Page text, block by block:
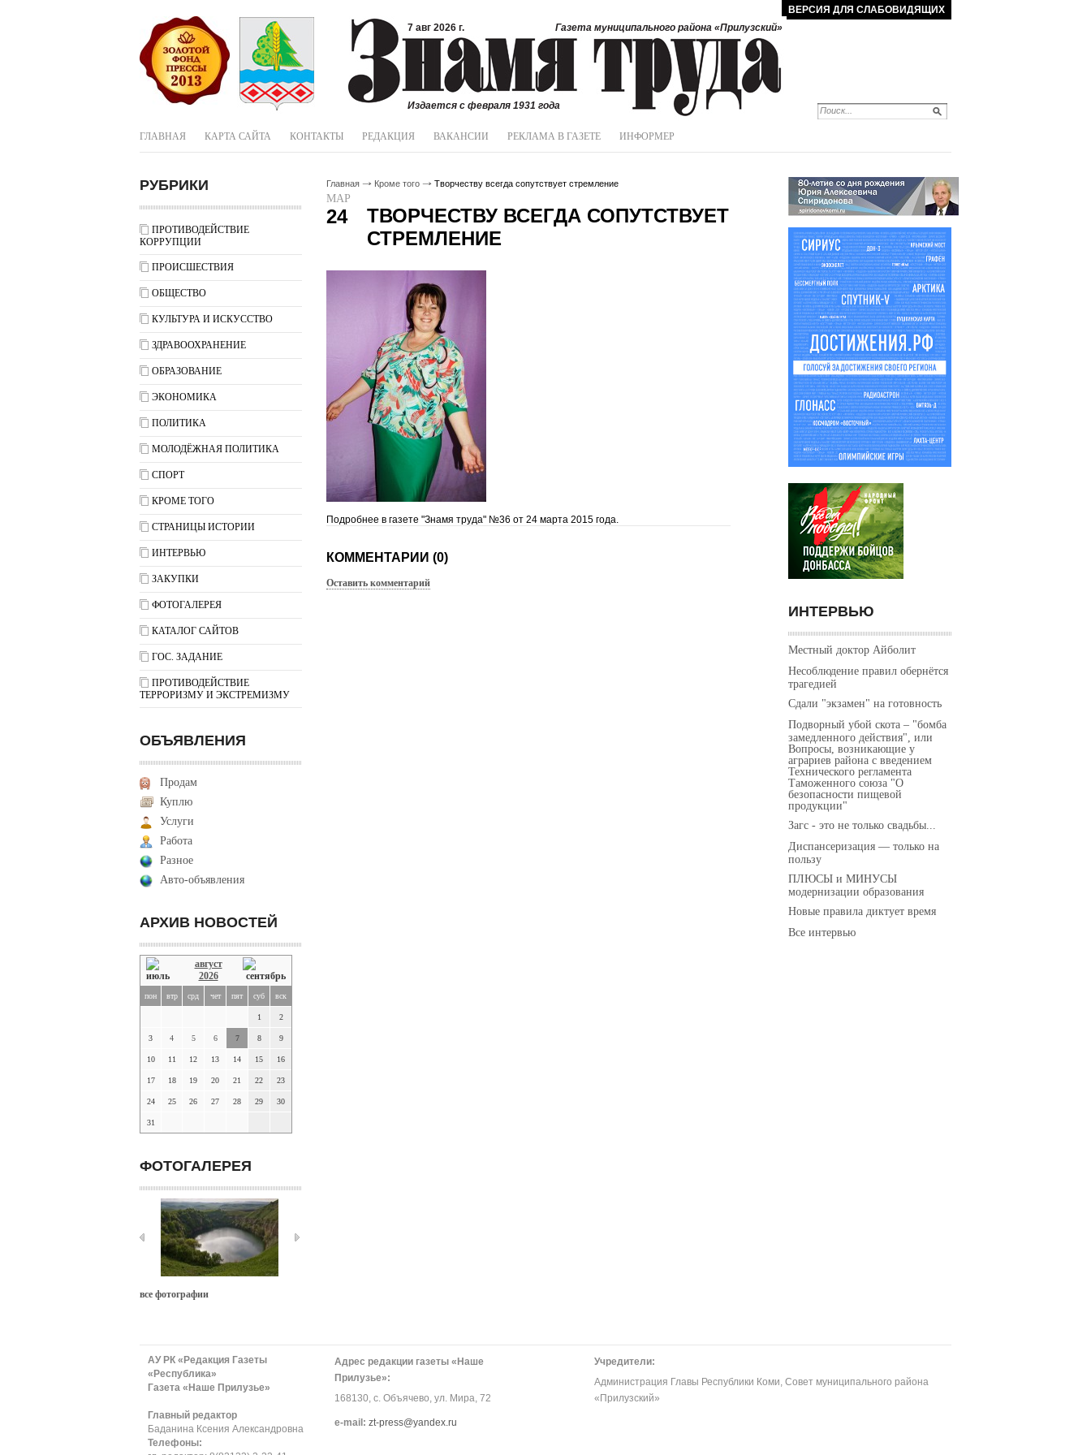
ВЕРСИЯ ДЛЯ СЛАБОВИДЯЩИХ
7 авг 2026 г.
Газета муниципального района «Прилузский»
Издается с февраля 1931 года
ГЛАВНАЯ КАРТА САЙТА КОНТАКТЫ РЕДАКЦИЯ ВАКАНСИИ РЕКЛАМА В ГАЗЕТЕ ИНФОРМЕР
РУБРИКИ
ПРОТИВОДЕЙСТВИЕ
КОРРУПЦИИ
ПРОИСШЕСТВИЯ
ОБЩЕСТВО
КУЛЬТУРА И ИСКУССТВО
ЗДРАВООХРАНЕНИЕ
ОБРАЗОВАНИЕ
ЭКОНОМИКА
ПОЛИТИКА
МОЛОДЁЖНАЯ ПОЛИТИКА
СПОРТ
КРОМЕ ТОГО
СТРАНИЦЫ ИСТОРИИ
ИНТЕРВЬЮ
ЗАКУПКИ
ФОТОГАЛЕРЕЯ
КАТАЛОГ САЙТОВ
ГОС. ЗАДАНИЕ
ПРОТИВОДЕЙСТВИЕ
ТЕРРОРИЗМУ И ЭКСТРЕМИЗМУ
ОБЪЯВЛЕНИЯ
Продам
Куплю
Услуги
Работа
Разное
Авто-объявления
АРХИВ НОВОСТЕЙ
август
2026
пон втр срд чет пят суб вск
1 2
3 4 5 6 7 8 9
10 11 12 13 14 15 16
17 18 19 20 21 22 23
24 25 26 27 28 29 30
31
ФОТОГАЛЕРЕЯ
все фотографии
Главная Кроме того Творчеству всегда сопутствует стремление
МАР
24
ТВОРЧЕСТВУ ВСЕГДА СОПУТСТВУЕТ
СТРЕМЛЕНИЕ
Подробнее в газете "Знамя труда" №36 от 24 марта 2015 года.
КОММЕНТАРИИ (0)
Оставить комментарий
ИНТЕРВЬЮ
Местный доктор Айболит
Несоблюдение правил обернётся
трагедией
Сдали "экзамен" на готовность
Подворный убой скота – "бомба
замедленного действия", или
Вопросы, возникающие у
аграриев района с введением
Технического регламента
Таможенного союза "О
безопасности пищевой
продукции"
Загс - это не только свадьбы...
Диспансеризация — только на
пользу
ПЛЮСЫ и МИНУСЫ
модернизации образования
Новые правила диктует время
Все интервью
АУ РК «Редакция Газеты
«Республика»
Газета «Наше Прилузье»
Главный редактор
Баданина Ксения Александровна
Телефоны:
Адрес редакции газеты «Наше
Прилузье»:
168130, с. Объячево, ул. Мира, 72
е-mail: zt-press@yandex.ru
Учредители:
Администрация Главы Республики Коми, Совет муниципального района
«Прилузский»